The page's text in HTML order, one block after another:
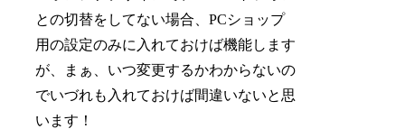
との切替をしてない場合、PCショップ
用の設定のみに入れておけば機能します
が、まぁ、いつ変更するかわからないの
でいづれも入れておけば間違いないと思
います！